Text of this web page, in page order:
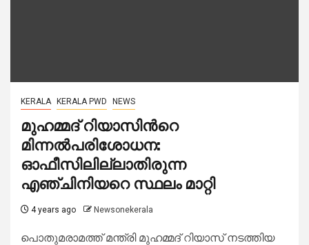
KERALA KERALA PWD NEWS
മുഹമ്മദ് റിയാസിന്‍റെ
മിന്നല്‍പരിശോധന:
ഓഫീസിലില്ലാതിരുന്ന
എഞ്ചിനിയറെ സ്ഥലം മാറ്റി
4 years ago Newsonekerala
പൊതുമരാമത്ത് മന്ത്രി മുഹമ്മദ് റിയാസ് നടത്തിയ